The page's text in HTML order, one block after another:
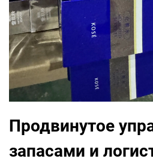
Продвинутое
запасами и